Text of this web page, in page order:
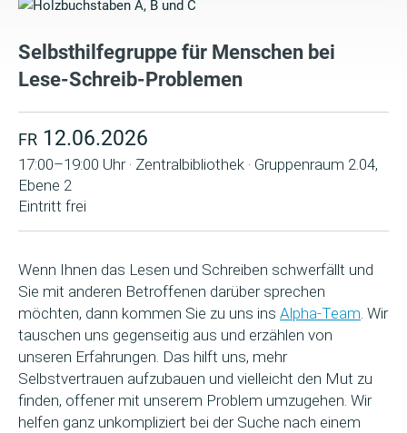
Selbsthilfegruppe für Menschen bei
Lese-Schreib-Problemen
FR 12.06.2026
17:00–19:00 Uhr · Zentralbibliothek · Gruppenraum 2.04,
Ebene 2
Eintritt frei
Wenn Ihnen das Lesen und Schreiben schwerfällt und
Sie mit anderen Betroffenen darüber sprechen
möchten, dann kommen Sie zu uns ins Alpha-Team. Wir
tauschen uns gegenseitig aus und erzählen von
unseren Erfahrungen. Das hilft uns, mehr
Selbstvertrauen aufzubauen und vielleicht den Mut zu
finden, offener mit unserem Problem umzugehen. Wir
helfen ganz unkompliziert bei der Suche nach einem